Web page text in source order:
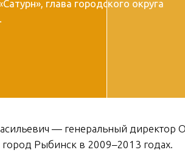
— генеральный
город Рыбинск в 2009–2013 годах.